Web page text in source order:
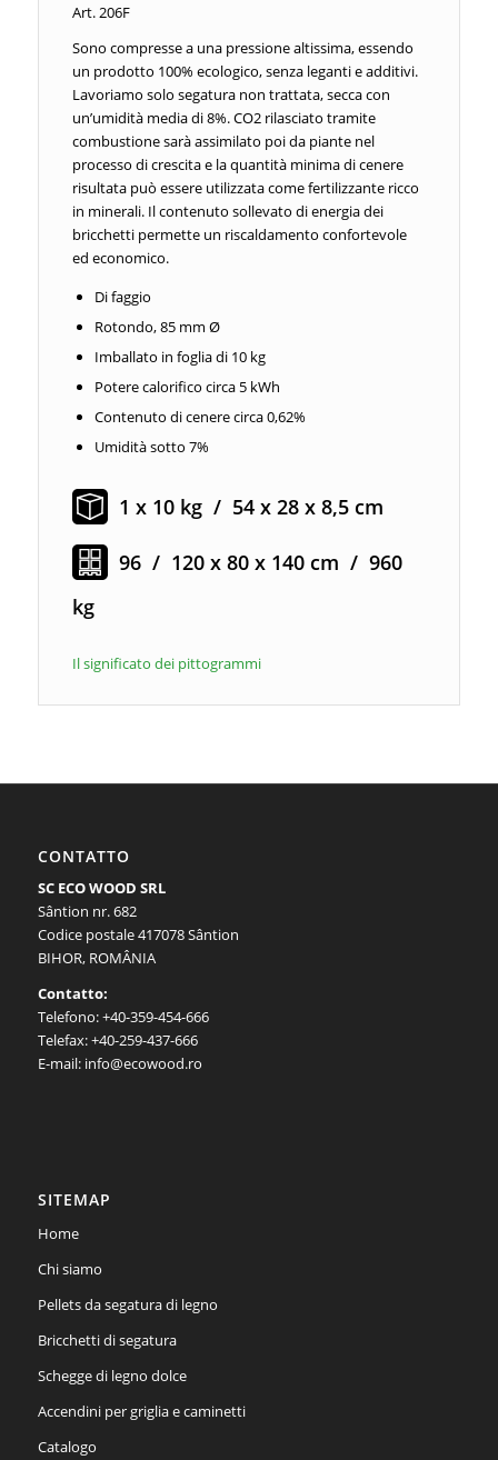
Art. 206F
Sono compresse a una pressione altissima, essendo
un prodotto 100% ecologico, senza leganti e additivi.
Lavoriamo solo segatura non trattata, secca con
un’umidità media di 8%. CO2 rilasciato tramite
combustione sarà assimilato poi da piante nel
processo di crescita e la quantità minima di cenere
risultata può essere utilizzata come fertilizzante ricco
in minerali. Il contenuto sollevato di energia dei
bricchetti permette un riscaldamento confortevole
ed economico.
Di faggio
Rotondo, 85 mm Ø
Imballato in foglia di 10 kg
Potere calorifico circa 5 kWh
Contenuto di cenere circa 0,62%
Umidità sotto 7%
1 x 10 kg / 54 x 28 x 8,5 cm
96 / 120 x 80 x 140 cm / 960
kg
Il significato dei pittogrammi
CONTATTO
SC ECO WOOD SRL
Sântion nr. 682
Codice postale 417078 Sântion
BIHOR, ROMÂNIA
Contatto:
Telefono: +40-359-454-666
Telefax: +40-259-437-666
E-mail: info@ecowood.ro
SITEMAP
Home
Chi siamo
Pellets da segatura di legno
Bricchetti di segatura
Schegge di legno dolce
Accendini per griglia e caminetti
Catalogo